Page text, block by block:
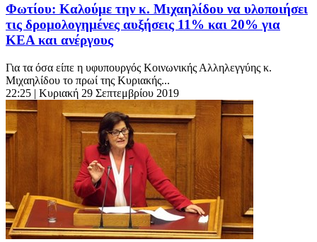
Φωτίου: Καλούμε την κ. Μιχαηλίδου να υλοποιήσει
τις δρομολογημένες αυξήσεις 11% και 20% για
ΚΕΑ και ανέργους
Για τα όσα είπε η υφυπουργός Κοινωνικής Αλληλεγγύης κ.
Μιχαηλίδου το πρωί της Κυριακής...
22:25 | Κυριακή 29 Σεπτεμβρίου 2019